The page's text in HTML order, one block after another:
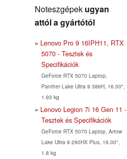
Noteszgépek ugyan
attól a gyártótól
Lenovo Pro 9 16IPH11, RTX
5070 - Tesztek és
Specifikációk
GeForce RTX 5070 Laptop,
Panther Lake Ultra 9 386H, 16.00",
1.93 kg
Lenovo Legion 7i 16 Gen 11 -
Tesztek és Specifikációk
GeForce RTX 5070 Laptop, Arrow
Lake Ultra 9 290HX Plus, 16.00",
1.8 kg